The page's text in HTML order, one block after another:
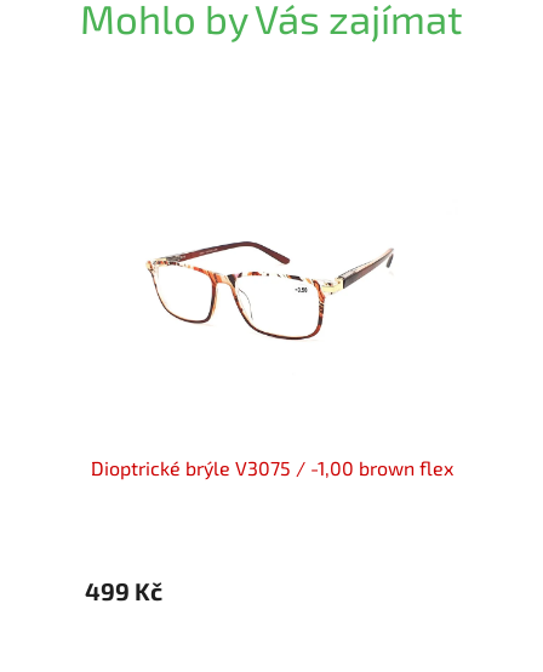
Mohlo by Vás zajímat
Dioptrické brýle V3075 / -1,00 brown flex
499 Kč